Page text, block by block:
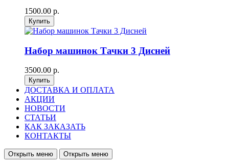
1500.00 р.
Набор машинок Тачки 3 Дисней
3500.00 р.
ДОСТАВКА И ОПЛАТА
АКЦИИ
НОВОСТИ
СТАТЬИ
КАК ЗАКАЗАТЬ
КОНТАКТЫ
Открыть меню Открыть меню